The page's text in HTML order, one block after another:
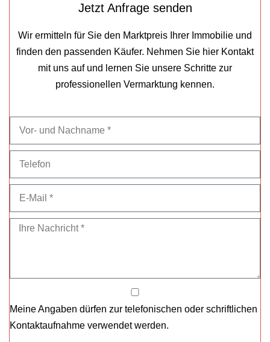
Jetzt Anfrage senden
Wir ermitteln für Sie den Marktpreis Ihrer Immobilie und
finden den passenden Käufer. Nehmen Sie hier Kontakt
mit uns auf und lernen Sie unsere Schritte zur
professionellen Vermarktung kennen.
Meine Angaben dürfen zur telefonischen oder schriftlichen
Kontaktaufnahme verwendet werden.